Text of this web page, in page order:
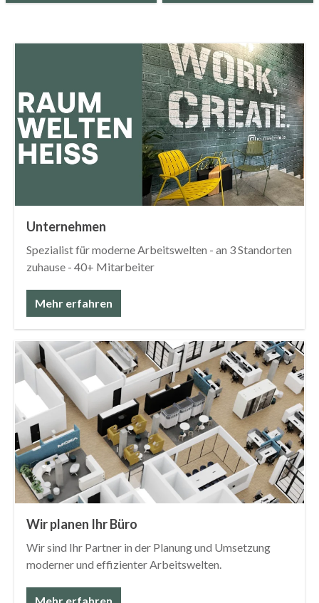
Unternehmen
Spezialist für moderne Arbeitswelten - an 3 Standorten
zuhause - 40+ Mitarbeiter
Mehr erfahren
Wir planen Ihr Büro
Wir sind Ihr Partner in der Planung und Umsetzung
moderner und effizienter Arbeitswelten.